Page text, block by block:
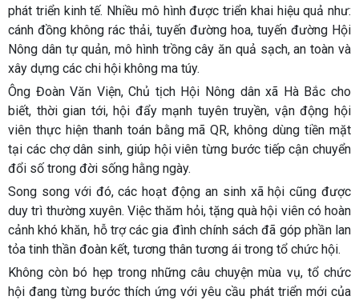
phát triển kinh tế. Nhiều mô hình được triển khai hiệu quả như:
cánh đồng không rác thải, tuyến đường hoa, tuyến đường Hội
Nông dân tự quản, mô hình trồng cây ăn quả sạch, an toàn và
xây dựng các chi hội không ma túy.
Ông Đoàn Văn Viện, Chủ tịch Hội Nông dân xã Hà Bắc cho
biết, thời gian tới, hội đẩy mạnh tuyên truyền, vận động hội
viên thực hiện thanh toán bằng mã QR, không dùng tiền mặt
tại các chợ dân sinh, giúp hội viên từng bước tiếp cận chuyển
đổi số trong đời sống hằng ngày.
Song song với đó, các hoạt động an sinh xã hội cũng được
duy trì thường xuyên. Việc thăm hỏi, tặng quà hội viên có hoàn
cảnh khó khăn, hỗ trợ các gia đình chính sách đã góp phần lan
tỏa tinh thần đoàn kết, tương thân tương ái trong tổ chức hội.
Không còn bó hẹp trong những câu chuyện mùa vụ, tổ chức
hội đang từng bước thích ứng với yêu cầu phát triển mới của